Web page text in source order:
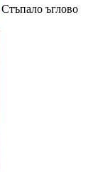
Стъпало ъглово